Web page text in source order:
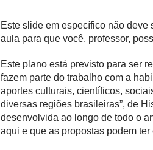
Este slide em específico não
aula para que você, professor,
Este plano está previsto para ser
fazem parte do trabalho com a
aportes culturais, científicos,
diversas regiões brasileiras”, de
desenvolvida ao longo de todo o
aqui e que as propostas podem